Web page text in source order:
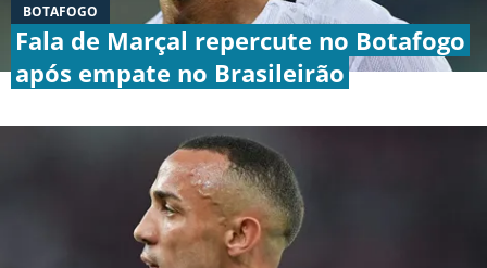
SOBRE NÓS | STAFF | CONTATO | APOSTAS
Antenados no Futebol, tal como a Futbol
Sites, é uma empresa pertencente à Better
Collective. Todos os direitos reservados.
BOTAFOGO
Fala de Marçal repercute no Botafogo
após empate no Brasileirão